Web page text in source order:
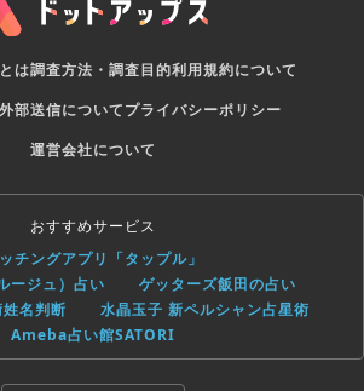
は調査方法・調査目的利用規約について
部送信についてプライバシーポリシー
運営会社について
おすすめサービス
チングアプリ「タップル」
ジュ）占い
ゲッターズ飯田の占い
名判断
水晶玉子 新ペルシャン占星術
Ameba占い館SATORI